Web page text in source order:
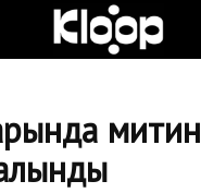
митинг